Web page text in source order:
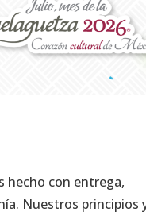
hecho con entrega,
Nuestros principios